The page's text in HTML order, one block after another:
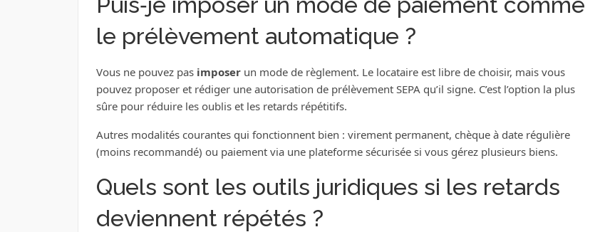
le prélèvement automatique ?
Vous ne pouvez pas imposerun mode de règlement. Le locataire est libre de choisir, mais vous
pouvez proposer et rédiger une autorisation de prélèvement SEPA qu’il signe. C’est l’option la plus
sûre pour réduire les oublis et les retards répétitifs.
Autres modalités courantes qui fonctionnent bien : virement permanent, chèque à date régulière
(moins recommandé) ou paiement via une plateforme sécurisée si vous gérez plusieurs biens.
Quels sont les outils juridiques si les retards
deviennent répétés ?